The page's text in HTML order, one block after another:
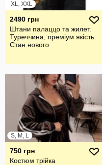
XL, XXL
2490 грн
Штани палаццо та жилет.
Туреччина, преміум якість.
Стан нового
S, M, L
750 грн
Костюм трійка